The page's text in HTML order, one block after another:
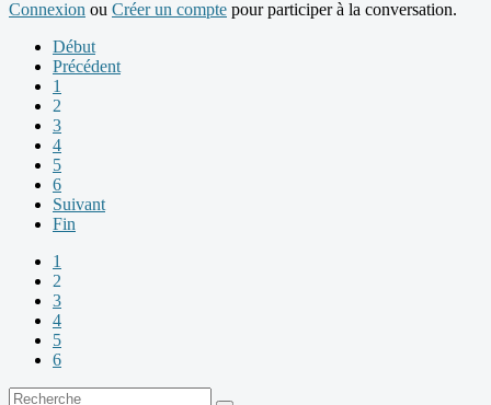
Connexion ou Créer un compte pour participer à la conversation.
Début
Précédent
1
2
3
4
5
6
Suivant
Fin
1
2
3
4
5
6